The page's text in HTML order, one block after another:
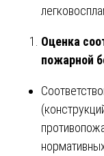
Оценка
пожарной